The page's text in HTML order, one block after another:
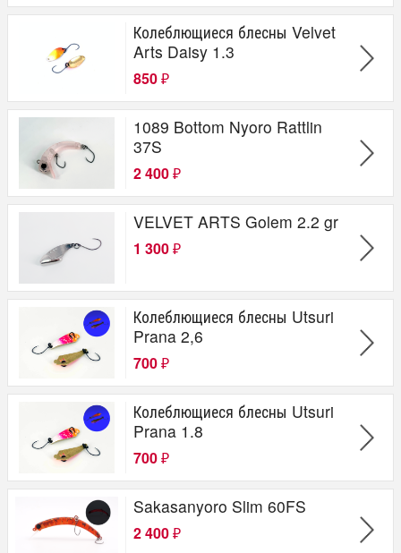
Колеблющиеся блесны Velvet
Arts Daisy 1.3
850 ₽
1089 Bottom Nyoro Rattlin
37S
2 400 ₽
VELVET ARTS Golem 2.2 gr
1 300 ₽
Колеблющиеся блесны Utsuri
Prana 2,6
700 ₽
Колеблющиеся блесны Utsuri
Prana 1.8
700 ₽
Sakasanyoro Slim 60FS
2 400 ₽